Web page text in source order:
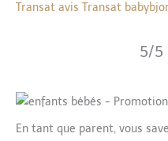
Transat avis Transat
5/5
En tant que parent, vous